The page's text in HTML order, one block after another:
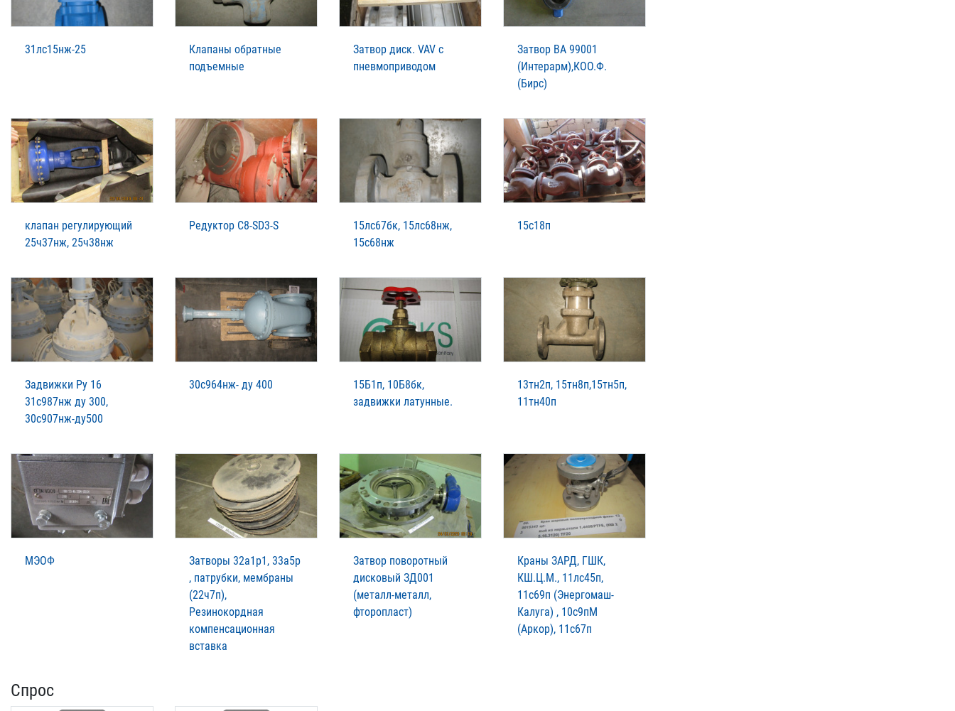
31лс15нж-25
Клапаны обратные
подъемные
Затвор диск. VAV с
пневмоприводом
Затвор ВА 99001
(Интерарм),КОО.Ф.
(Бирс)
клапан регулирующий
25ч37нж, 25ч38нж
Редуктор C8-SD3-S
15лс67бк, 15лс68нж,
15с68нж
15с18п
Задвижки Ру 16
31с987нж ду 300,
30с907нж-ду500
30с964нж- ду 400
15Б1п, 10Б8бк,
задвижки латунные.
13тн2п, 15тн8п,15тн5п,
11тн40п
МЭОФ
Затворы 32а1р1, 33а5р
, патрубки, мембраны
(22ч7п),
Резинокордная
компенсационная
вставка
Затвор поворотный
дисковый ЗД001
(металл-металл,
фторопласт)
Краны ЗАРД, ГШК,
КШ.Ц.М., 11лс45п,
11с69п (Энергомаш-
Калуга) , 10с9пМ
(Аркор), 11с67п
Спрос